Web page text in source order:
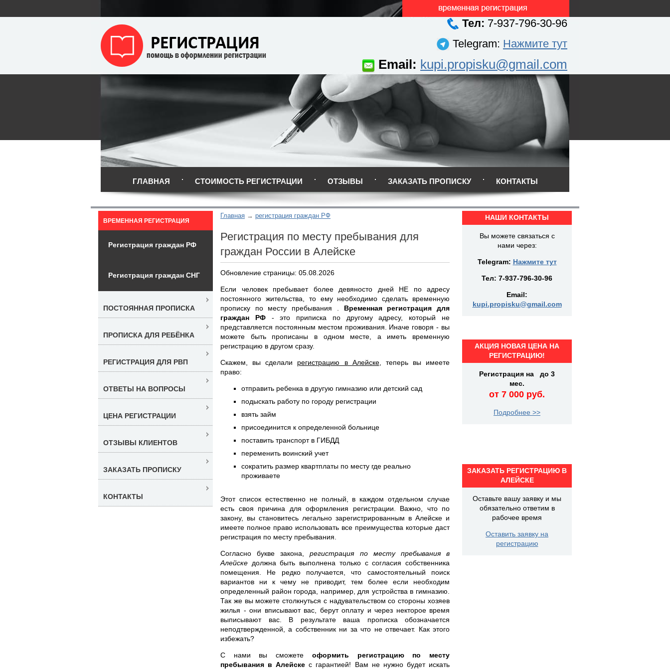
Тел: 7-937-796-30-96
Telegram: Нажмите тут
Email: kupi.propisku@gmail.com
ГЛАВНАЯ СТОИМОСТЬ РЕГИСТРАЦИИ ОТЗЫВЫ ЗАКАЗАТЬ ПРОПИСКУ КОНТАКТЫ
Главная регистрация граждан РФ
Регистрация по месту пребывания для
граждан России в Алейске
Обновление страницы: 05.08.2026
Если человек пребывает более девяносто дней НЕ по адресу
постоянного жительства, то ему необходимо сделать временную
прописку по месту пребывания . Временная регистрация для
граждан РФ- это приписка по другому адресу, который не
представляется постоянным местом проживания. Иначе говоря - вы
можете быть прописаны в одном месте, а иметь временную
регистрацию в другом сразу.
Скажем, вы сделали регистрацию в Алейске, теперь вы имеете
право:
отправить ребенка в другую гимназию или детский сад
подыскать работу по городу регистрации
взять займ
присоединится к определенной больнице
поставить транспорт в ГИБДД
переменить воинский учет
сократить размер квартплаты по месту где реально
проживаете
Этот список естественно не полный, в каждом отдельном случае
есть своя причина для оформления регистрации. Важно, что по
закону, вы становитесь легально зарегистрированным в Алейске и
имеете полное право использовать все преимущества которые даст
регистрация по месту пребывания.
Согласно букве закона,регистрация по месту пребывания в
Алейске должна быть выполнена только с согласия собственника
помещения. Не редко получается, что самостоятельный поиск
вариантов ни к чему не приводит, тем более если необходим
определенный район города, например, для устройства в гимназию.
Так же вы можете столкнуться с надувательством со стороны хозяев
жилья - они вписывают вас, берут оплату и через некторое время
выписывают вас. В результате ваша прописка обозначается
неподтвержденной, а собственник ни за что не отвечает. Как этого
избежать?
С нами вы сможете оформить регистрацию по месту
пребывания в Алейске с гарантией! Вам не нужно будет искать
ВРЕМЕННАЯ РЕГИСТРАЦИЯ
Регистрация граждан РФ
Регистрация граждан СНГ
ПОСТОЯННАЯ ПРОПИСКА
ПРОПИСКА ДЛЯ РЕБЁНКА
РЕГИСТРАЦИЯ ДЛЯ РВП
ОТВЕТЫ НА ВОПРОСЫ
ЦЕНА РЕГИСТРАЦИИ
ОТЗЫВЫ КЛИЕНТОВ
ЗАКАЗАТЬ ПРОПИСКУ
КОНТАКТЫ
НАШИ КОНТАКТЫ
Вы можете связаться с
нами через:
Telegram: Нажмите тут
Тел: 7-937-796-30-96
Email:
kupi.propisku@gmail.com
АКЦИЯ НОВАЯ ЦЕНА НА
РЕГИСТРАЦИЮ!
Регистрация на до 3
мес.
от 7 000 руб.
Подробнее >>
ЗАКАЗАТЬ РЕГИСТРАЦИЮ В
АЛЕЙСКЕ
Оставьте вашу заявку и мы
обязательно ответим в
рабочее время
Оставить заявку на
регистрацию